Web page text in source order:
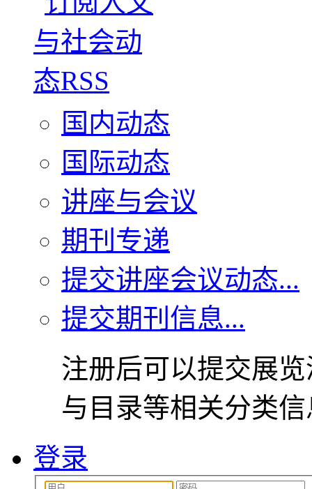
国内动态
国际动态
讲座与会议
期刊专递
提交讲座会议动态...
提交期刊信息...
注册后可以提交展
与目录等相关分类
登录